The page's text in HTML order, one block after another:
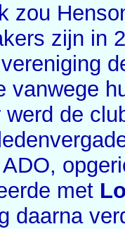
zou
zijn in
vanwege
werd de
met
daarna